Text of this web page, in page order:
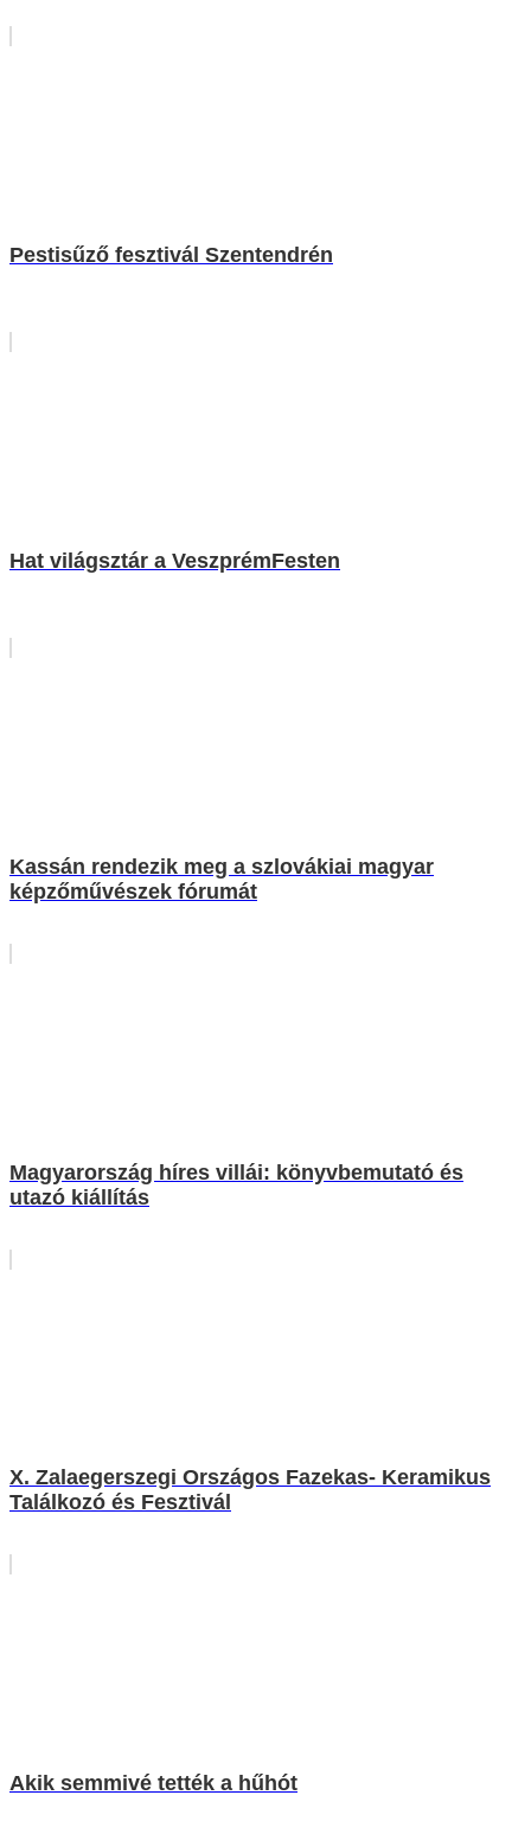
Pestisűző fesztivál Szentendrén
Hat világsztár a VeszprémFesten
Kassán rendezik meg a szlovákiai magyar
képzőművészek fórumát
Magyarország híres villái: könyvbemutató és
utazó kiállítás
X. Zalaegerszegi Országos Fazekas- Keramikus
Találkozó és Fesztivál
Akik semmivé tették a hűhót